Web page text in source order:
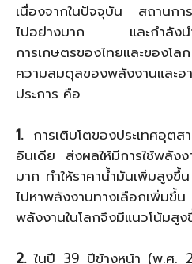
เนื่องจากในปัจจุบัน สถานกา
ไปอย่างมาก และกำลังนำ
การเกษตรของไทยและของโ
ความสมดุลของพลังงานแล
ประการ คือ
1. การเติบโตของประเทศอุต
อินเดีย ส่งผลให้มีการใช้พลัง
มาก ทำให้ราคาน้ำมันเพิ่มสูงขึ้
ไปหาพลังงานทางเลือกเพิ่มขึ้
พลังงานในโลกจึงมีแนวโน้มสู
2. ในปี 39 ปีข้างหน้า (พ.ศ.